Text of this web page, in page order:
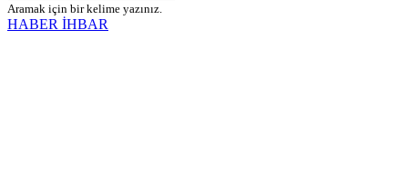
Aramak için bir kelime yazınız.
HABER İHBAR